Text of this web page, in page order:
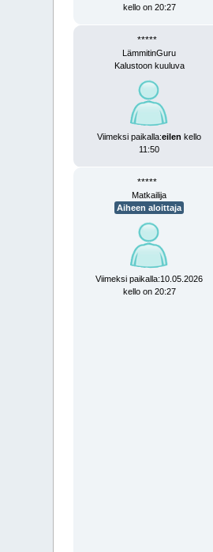
kello on 20:27
*****
LämmitinGuru
Kalustoon kuuluva
Viimeksi paikalla:eilen kello
11:50
*****
Matkailija
Aiheen aloittaja
Viimeksi paikalla:10.05.2026
kello on 20:27